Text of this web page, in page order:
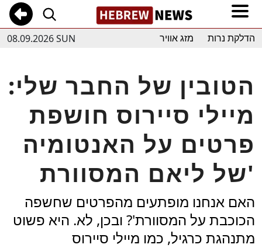
08.09.2026 SUN הדלקת נרות מזג אוויר
הטובין של החבר שלי:
מיילי סיירוס חושפת
פרטים על האנטומיה
של ליאם המסוורת'
האם אנחנו מופתעים מהפרטים שחשפה
הכוכבת על המסוורת'? ובכן, לא. היא פשוט
מתנהגת כרגיל, כמו מיילי סיירוס